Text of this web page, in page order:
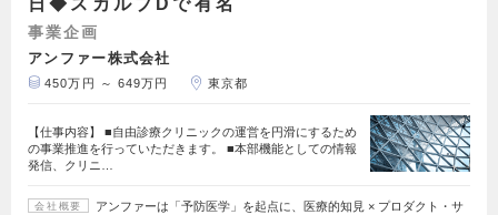
事業企画
アンファー株式会社
450万円 ～ 649万円 東京都
【仕事内容】 ■自由診療クリニックの運営を円滑にするため
の事業推進を行っていただきます。 ■本部機能としての情報
発信、クリニ…
会社概要
アンファーは「予防医学」を起点に、医療的知見 × プロダクト・サ